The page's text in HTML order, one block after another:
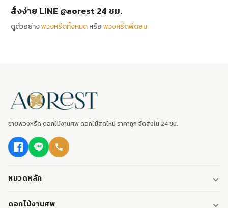
สั่งง่าย LINE @aorest 24 ชม.
ดูตัวอย่างพวงหรีดทั้งหมดหรือพวงหรีดพัดลม
ขายพวงหรีด ดอกไม้งานศพ ดอกไม้สดใหม่ ราคาถูก จัดส่งใน 24 ชม.
หมวดหลัก
พวงหรีด
ดอกไม้งานศพ